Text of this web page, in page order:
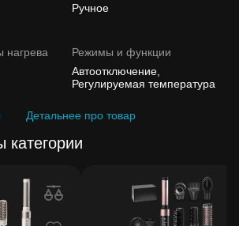
Ручное
нагрева
Режимы и функции
Автоотключение,
Регулируемая температура
Детальнее про товар
категории